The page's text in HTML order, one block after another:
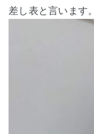
差し表と言います。